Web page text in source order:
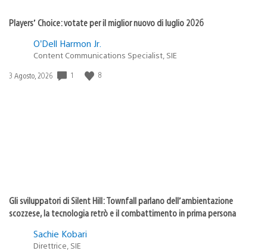
Players’ Choice: votate per il miglior nuovo di luglio 2026
O’Dell Harmon Jr.
Content Communications Specialist, SIE
Data
3 Agosto, 2026 1 8
Gli sviluppatori di Silent Hill: Townfall parlano dell’ambientazione
scozzese, la tecnologia retrò e il combattimento in prima persona
Sachie Kobari
Direttrice, SIE